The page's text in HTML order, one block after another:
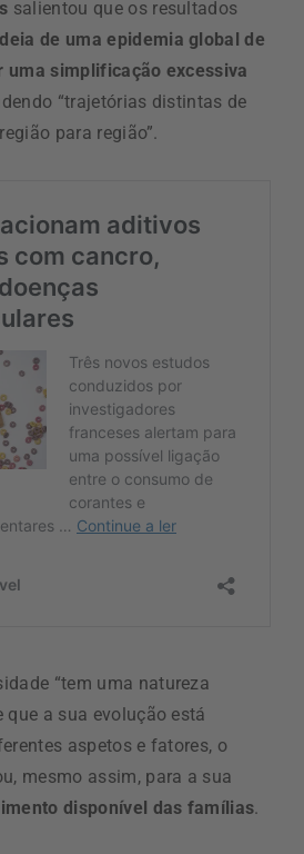
salientou que os resultados
de uma epidemia global de
uma simplificação excessiva
“trajetórias distintas de
para região”.
“tem uma natureza
a sua evolução está
aspetos e fatores, o
mesmo assim, para a sua
disponível das famílias.